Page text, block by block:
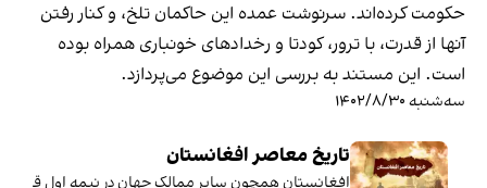
حکومت کرده‌اند. سرنوشت عمده این حاکمان تلخ، و کنار رفتن
آنها از قدرت، با ترور، کودتا و رخدادهای خونباری همراه بوده
است. این مستند به بررسی این موضوع می‌پردازد.
سه‌شنبه ۱۴۰۲/۸/۳۰
تاریخ معاصر افغانستان
افغانستان همچون سایر ممالک جهان در نیمه اول قرن